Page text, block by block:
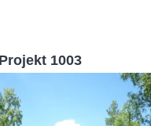
1003